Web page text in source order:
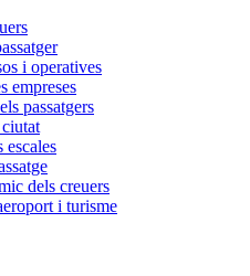
i operatives
empreses
passatgers
escales
dels creuers
i turisme